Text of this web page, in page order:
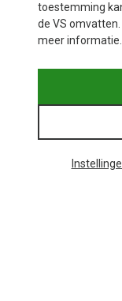
toestemming
de VS
meer informatie.